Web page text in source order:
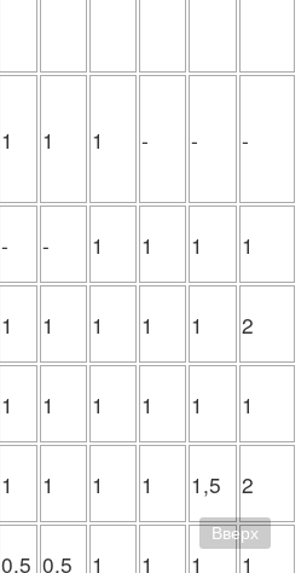
1 1 1 - - -
- - 1 1 1 1
1 1 1 1 1 2
1 1 1 1 1 1
1 1 1 1 1,5 2
0,5 0,5 1 1 1 1
Вверх